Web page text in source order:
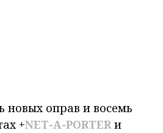
новых оправ и восемь
+NET-A-PORTERи